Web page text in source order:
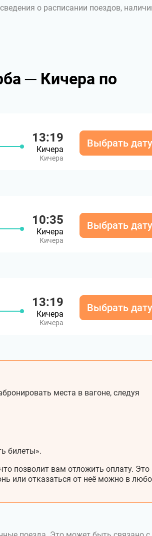
о расписании поездов,
─ Кичера по
13:19
Кичера
Кичера
Выбрать дату
10:35
Кичера
Кичера
Выбрать дату
13:19
Кичера
Кичера
Выбрать дату
места в вагоне, следуя
билеты».
позволит вам отложить оплату. Это
или отказаться от неё можно в